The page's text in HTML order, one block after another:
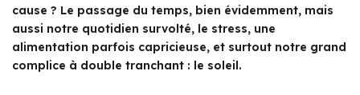
cause ? Le passage du temps, bien évidemment, mais
aussi notre quotidien survolté, le stress, une
alimentation parfois capricieuse, et surtout notre grand
complice à double tranchant : le soleil.